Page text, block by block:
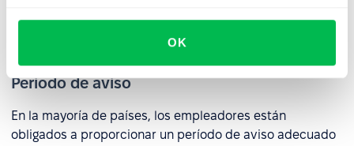
OK
Periodo de aviso
En la mayoría de países, los empleadores están
obligados a proporcionar un período de aviso adecuado